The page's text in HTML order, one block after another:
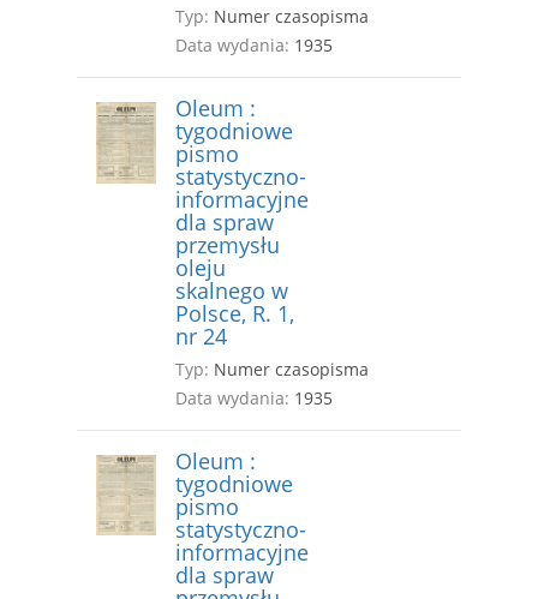
Typ: Numer czasopisma
Data wydania: 1935
Oleum :
tygodniowe
pismo
statystyczno-
informacyjne
dla spraw
przemysłu
oleju
skalnego w
Polsce, R. 1,
nr 24
Typ: Numer czasopisma
Data wydania: 1935
Oleum :
tygodniowe
pismo
statystyczno-
informacyjne
dla spraw